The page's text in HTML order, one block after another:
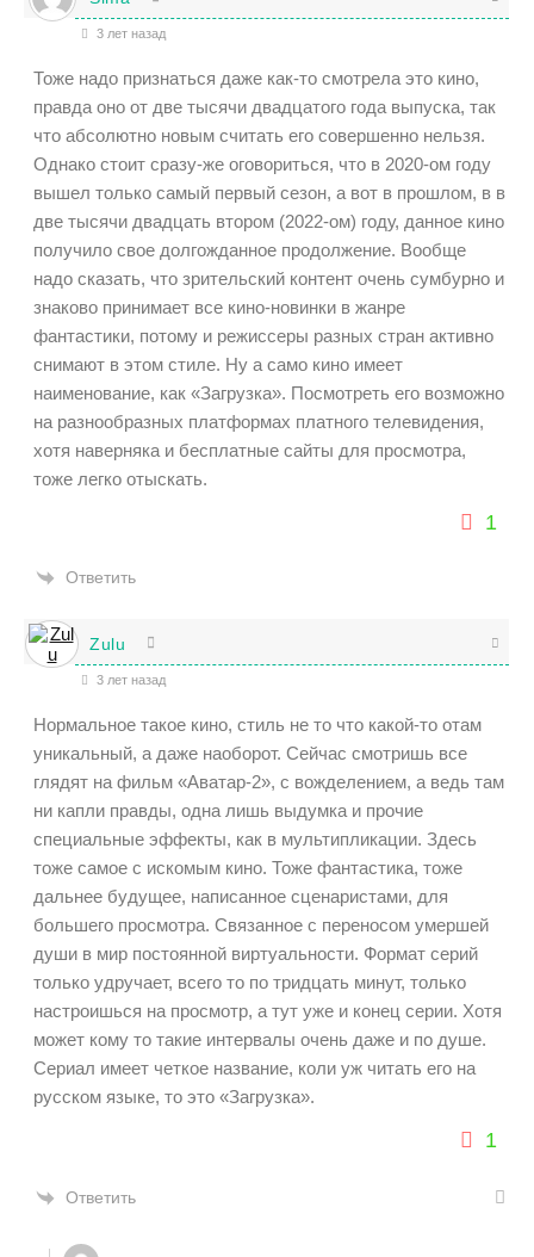
3 лет назад
Тоже надо признаться даже как-то смотрела это кино,
правда оно от две тысячи двадцатого года выпуска, так
что абсолютно новым считать его совершенно нельзя.
Однако стоит сразу-же оговориться, что в 2020-ом году
вышел только самый первый сезон, а вот в прошлом, в в
две тысячи двадцать втором (2022-ом) году, данное кино
получило свое долгожданное продолжение. Вообще
надо сказать, что зрительский контент очень сумбурно и
знаково принимает все кино-новинки в жанре
фантастики, потому и режиссеры разных стран активно
снимают в этом стиле. Ну а само кино имеет
наименование, как «Загрузка». Посмотреть его возможно
на разнообразных платформах платного телевидения,
хотя наверняка и бесплатные сайты для просмотра,
тоже легко отыскать.
1
Ответить
Zulu
3 лет назад
Нормальное такое кино, стиль не то что какой-то отам
уникальный, а даже наоборот. Сейчас смотришь все
глядят на фильм «Аватар-2», с вожделением, а ведь там
ни капли правды, одна лишь выдумка и прочие
специальные эффекты, как в мультипликации. Здесь
тоже самое с искомым кино. Тоже фантастика, тоже
дальнее будущее, написанное сценаристами, для
большего просмотра. Связанное с переносом умершей
души в мир постоянной виртуальности. Формат серий
только удручает, всего то по тридцать минут, только
настроишься на просмотр, а тут уже и конец серии. Хотя
может кому то такие интервалы очень даже и по душе.
Сериал имеет четкое название, коли уж читать его на
русском языке, то это «Загрузка».
1
Ответить